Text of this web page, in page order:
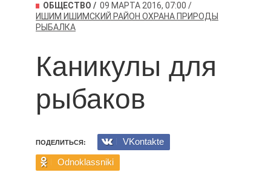
ОБЩЕСТВО
09 МАРТА 2016, 07:00
ИШИМ ИШИМСКИЙ РАЙОН ОХРАНА ПРИРОДЫ
РЫБАЛКА
Каникулы для
рыбаков
ПОДЕЛИТЬСЯ:
VKontakte
Odnoklassniki